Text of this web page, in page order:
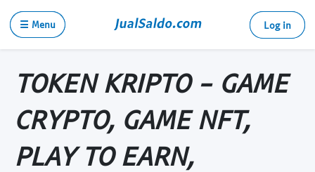
☰ Menu Log in
TOKEN KRIPTO - GAME
CRYPTO, GAME NFT,
PLAY TO EARN,